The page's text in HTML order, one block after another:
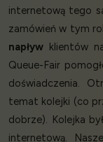
internetową tego
zamówień w tym
napływ klientów
Queue-Fair
doświadczenia.
temat kolejki (co
dobrze). Kolejka
internetową.